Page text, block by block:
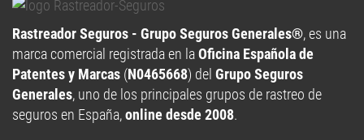
Rastreador Seguros - Grupo Seguros Generales®, es una
marca comercial registrada en laOficina Española de
Patentes y Marcas (N0465668) del Grupo Seguros
Generales, uno de los principales grupos de rastreo de
seguros en España,online desde 2008.